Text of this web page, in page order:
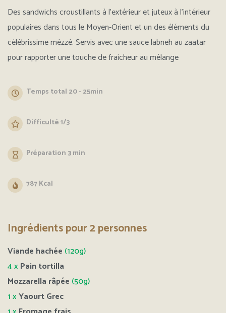
Des sandwichs croustillants à l’extérieur et juteux à l’intérieur
populaires dans tous le Moyen-Orient et un des éléments du
célébrissime mézzé. Servis avec une sauce labneh au zaatar
pour rapporter une touche de fraicheur au mélange
Temps total 20 - 25min
Difficulté 1/3
Préparation 3 min
787 Kcal
Ingrédients pour 2 personnes
Viande hachée (120g)
4 x Pain tortilla
Mozzarella râpée (50g)
1 xYaourt Grec